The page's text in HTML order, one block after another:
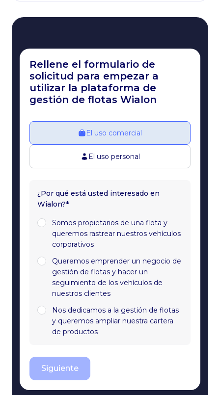
Rellene el formulario de
solicitud para empezar a
utilizar la plataforma de
gestión de flotas Wialon
El uso comercial
El uso personal
¿Por qué está usted interesado en
Wialon?*
Somos propietarios de una flota y
queremos rastrear nuestros vehículos
corporativos
Queremos emprender un negocio de
gestión de flotas y hacer un
seguimiento de los vehículos de
nuestros clientes
Nos dedicamos a la gestión de flotas
y queremos ampliar nuestra cartera
de productos
Siguiente